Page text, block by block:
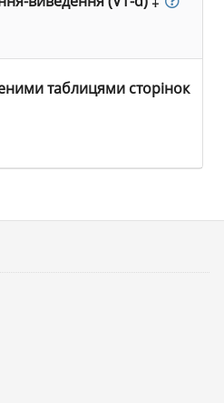
таблицями сторінок